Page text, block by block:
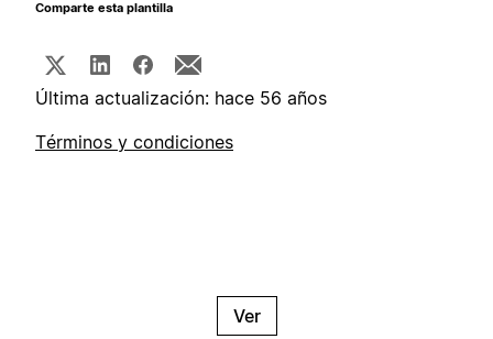
Comparte esta plantilla
Última actualización: hace 56 años
Términos y condiciones
Ver